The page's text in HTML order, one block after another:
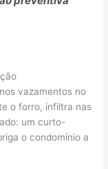
vazamentos no
o forro, infiltra nas
um curto-
o condomínio a